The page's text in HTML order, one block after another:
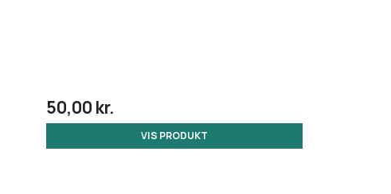
50,00 kr.
VIS PRODUKT